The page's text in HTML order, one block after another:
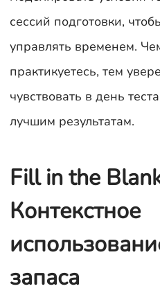
сессий подготовки,
управлять временем.
практикуетесь, тем
чувствовать в день
лучшим результатам.
Fill in the
Контекстное
запаса